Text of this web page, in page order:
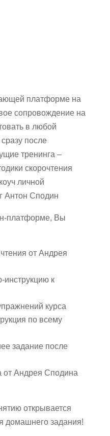
платформе на
сопровождение на
в любой
после
тренинга –
скорочтения
личной
Антон Сподин
платформе, Вы
от Андрея
инструкцию к
курса
по всему
задание после
Андрея Сподина
открывается
домашнего задания!